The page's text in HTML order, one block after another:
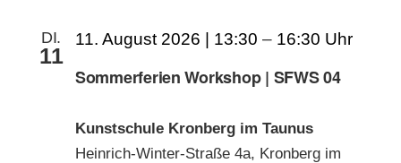
DI.
11
Sommerferien Workshop | SFWS 04
11. August 2026 | 13:30 – 16:30
Kunstschule Kronberg im Taunus
Heinrich-Winter-Straße 4a, Kronberg im